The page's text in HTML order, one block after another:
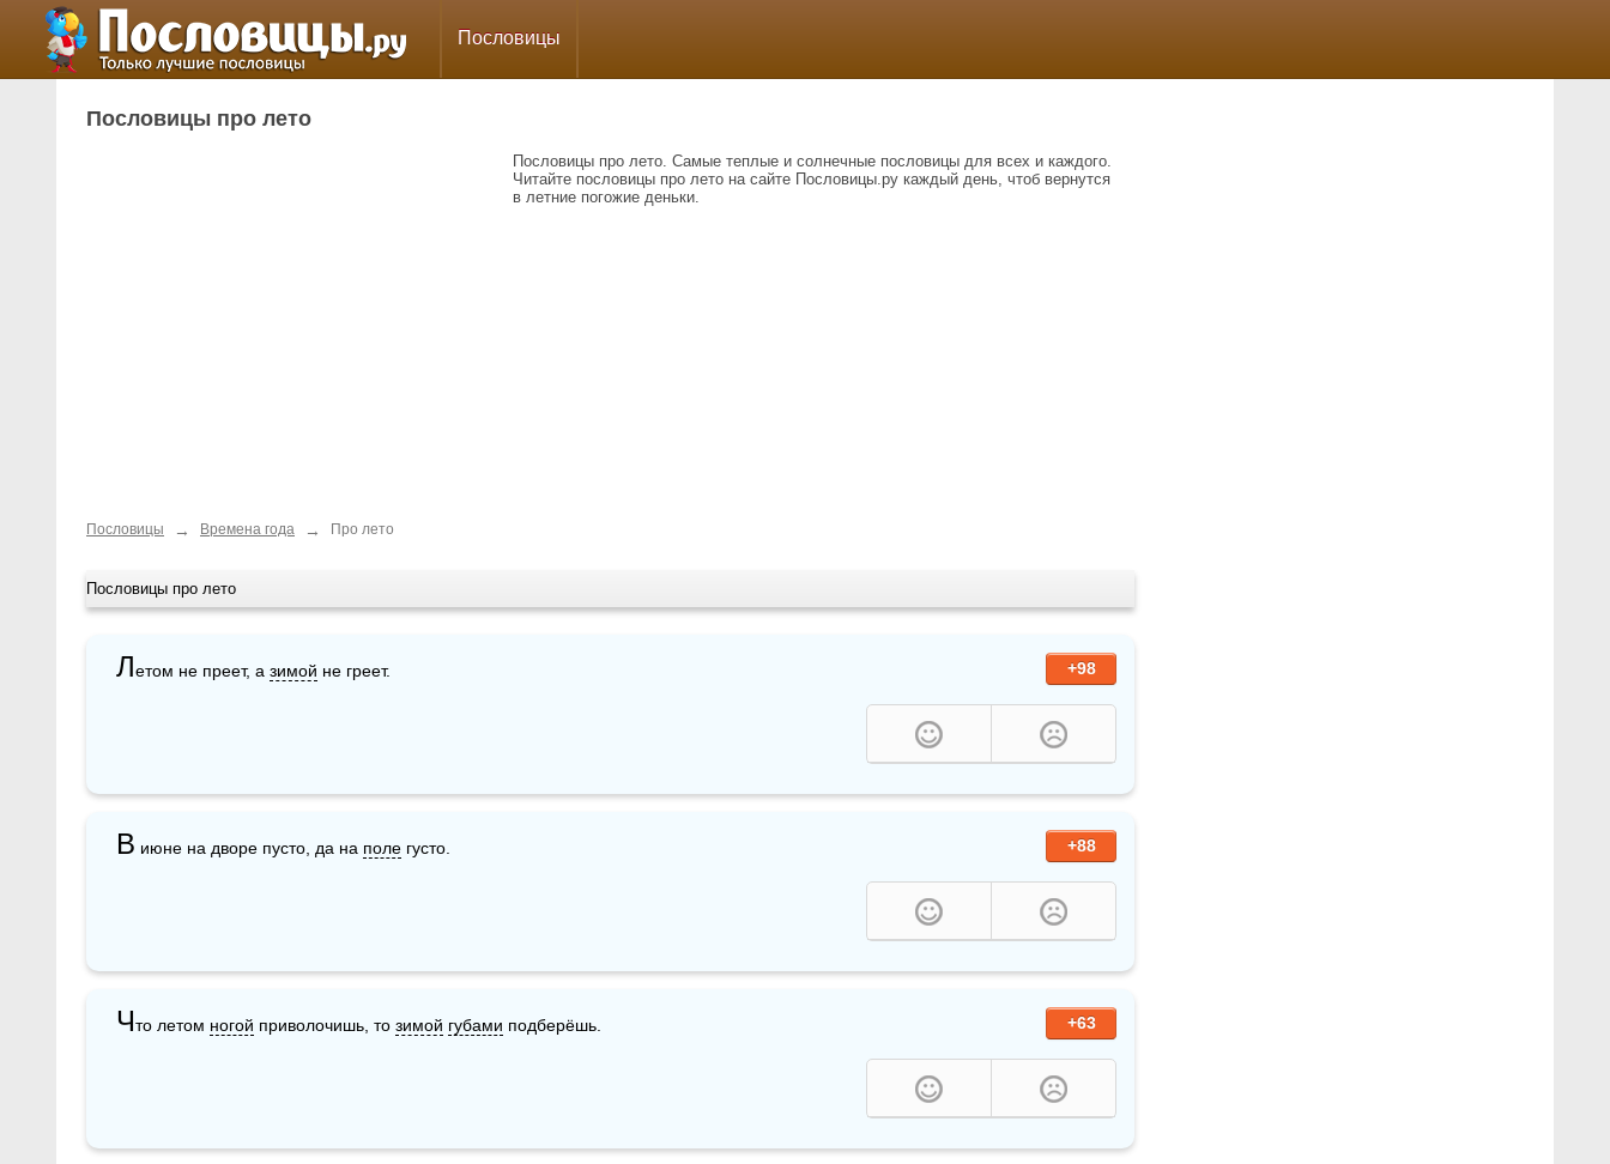
Пословицы
Пословицы про лето
Пословицы про лето. Самые теплые и солнечные пословицы для всех и каждого.
Читайте пословицы про лето на сайте Пословицы.ру каждый день, чтоб вернутся
в летние погожие деньки.
Пословицы → Времена года → Про лето
Пословицы про лето
+98
Летом не преет, а зимой не греет.
+88
В июне на дворе пусто, да на поле густо.
+63
Что летом ногой приволочишь, то зимой губами подберёшь.